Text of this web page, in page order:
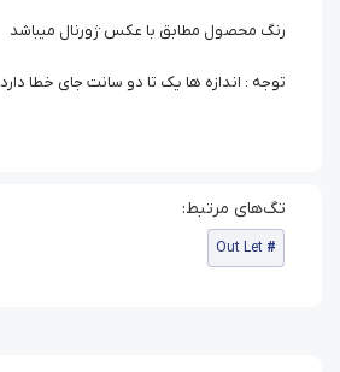
رنگ محصول مطابق با عکس ژورنال میباشد
توجه : اندازه ها یک تا دو سانت جای خطا دارد
Out Let